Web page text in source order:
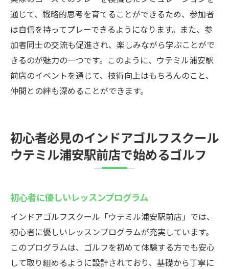
通じて、戦略的思考を育てることができるため、参加者
は自信を持ってプレーできるようになります。また、参
加者同士の交流も促進され、楽しみながら学ぶことがで
きるのが魅力の一つです。このように、ウテミル浦安駅
前店のイベントを通じて、技術向上はもちろんのこと、
仲間との絆も深めることができます。
初心者必見のインドアゴルフスクール
ウテミル浦安駅前店で始めるゴルフ
初心者に優しいレッスンプログラム
インドアゴルフスクール「ウテミル浦安駅前店」では、
初心者に優しいレッスンプログラムが充実しています。
このプログラムは、ゴルフを初めて体験する方でも安心
して取り組めるように設計されており、基礎から丁寧に